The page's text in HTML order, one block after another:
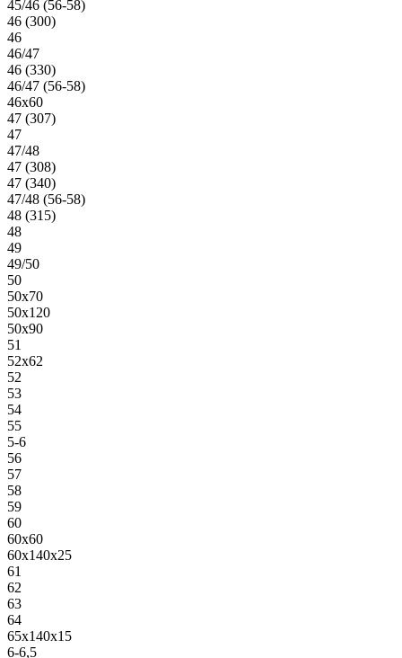
45/46 (56-58)
46 (300)
46
46/47
46 (330)
46/47 (56-58)
46х60
47 (307)
47
47/48
47 (308)
47 (340)
47/48 (56-58)
48 (315)
48
49
49/50
50
50х70
50х120
50х90
51
52х62
52
53
54
55
5-6
56
57
58
59
60
60х60
60х140х25
61
62
63
64
65х140х15
6-6,5